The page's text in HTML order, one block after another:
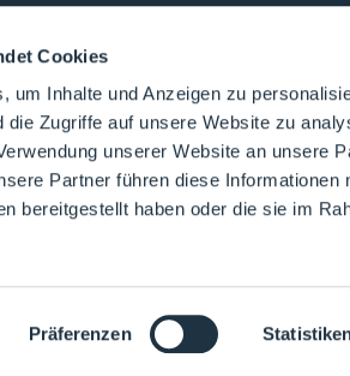
Cookies
um Inhalte und Anzeigen zu
die Zugriffe auf unsere Website zu
unserer Website an unsere
Partner führen diese
bereitgestellt haben oder die sie im
Präferenzen
Unternehmen
Events
Vorträge
Future-Faces
©2025 cleanroom-